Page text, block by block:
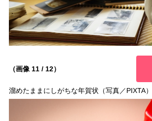
（画像 11 / 12）
溜めたままにしがちな年賀状（写真／PIXTA）